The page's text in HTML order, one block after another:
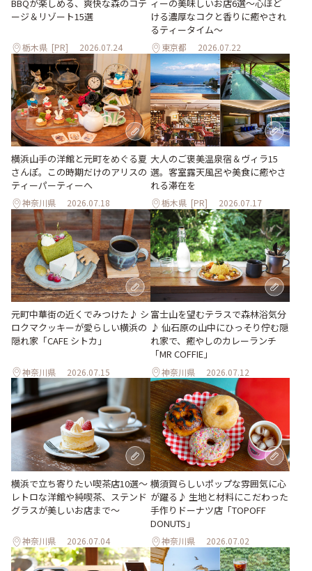
BBQが楽しめる、爽快な森のコテ
ージ＆リゾート15選
栃木県 [PR] 2026.07.24
ィーの美味しいお店6選～心ほど
ける濃厚なコクと香りに癒やされ
るティータイム～
東京都 2026.07.22
横浜山手の洋館と元町をめぐる夏
さんぽ。この時期だけのアリスの
ティーパーティーへ
神奈川県 2026.07.18
大人のご褒美温泉宿＆ヴィラ15
選。客室露天風呂や美食に癒やさ
れる滞在を
栃木県 [PR] 2026.07.17
元町中華街の近くでみつけた♪ シ
ロクマクッキーが愛らしい横浜の
隠れ家「CAFE シトカ」
神奈川県 2026.07.15
富士山を望むテラスで森林浴気分
♪ 仙石原の山中にひっそり佇む隠
れ家で、癒やしのカレーランチ
「MR COFFIE」
神奈川県 2026.07.12
横浜で立ち寄りたい喫茶店10選～
レトロな洋館や純喫茶、ステンド
グラスが美しいお店まで～
神奈川県 2026.07.04
横須賀らしいポップな雰囲気に心
が躍る♪ 生地と材料にこだわった
手作りドーナツ店「TOPOFF
DONUTS」
神奈川県 2026.07.02